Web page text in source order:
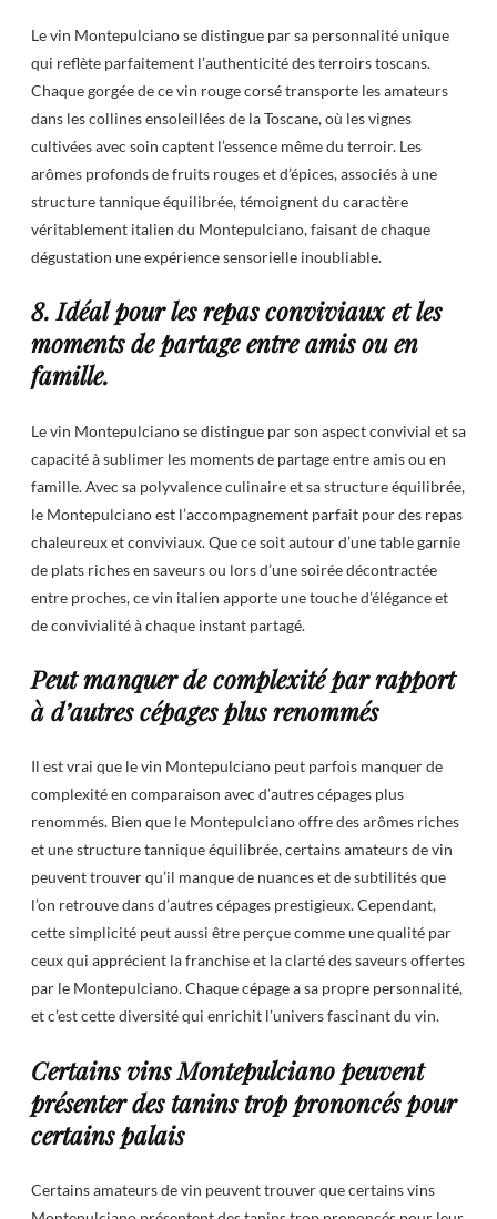
Le vin Montepulciano se distingue par sa personnalité unique
qui reflète parfaitement l’authenticité des terroirs toscans.
Chaque gorgée de ce vin rouge corsé transporte les amateurs
dans les collines ensoleillées de la Toscane, où les vignes
cultivées avec soin captent l’essence même du terroir. Les
arômes profonds de fruits rouges et d’épices, associés à une
structure tannique équilibrée, témoignent du caractère
véritablement italien du Montepulciano, faisant de chaque
dégustation une expérience sensorielle inoubliable.
8. Idéal pour les repas conviviaux et les
moments de partage entre amis ou en
famille.
Le vin Montepulciano se distingue par son aspect convivial et sa
capacité à sublimer les moments de partage entre amis ou en
famille. Avec sa polyvalence culinaire et sa structure équilibrée,
le Montepulciano est l’accompagnement parfait pour des repas
chaleureux et conviviaux. Que ce soit autour d’une table garnie
de plats riches en saveurs ou lors d’une soirée décontractée
entre proches, ce vin italien apporte une touche d’élégance et
de convivialité à chaque instant partagé.
Peut manquer de complexité par rapport
à d’autres cépages plus renommés
Il est vrai que le vin Montepulciano peut parfois manquer de
complexité en comparaison avec d’autres cépages plus
renommés. Bien que le Montepulciano offre des arômes riches
et une structure tannique équilibrée, certains amateurs de vin
peuvent trouver qu’il manque de nuances et de subtilités que
l’on retrouve dans d’autres cépages prestigieux. Cependant,
cette simplicité peut aussi être perçue comme une qualité par
ceux qui apprécient la franchise et la clarté des saveurs offertes
par le Montepulciano. Chaque cépage a sa propre personnalité,
et c’est cette diversité qui enrichit l’univers fascinant du vin.
Certains vins Montepulciano peuvent
présenter des tanins trop prononcés pour
certains palais
Certains amateurs de vin peuvent trouver que certains vins